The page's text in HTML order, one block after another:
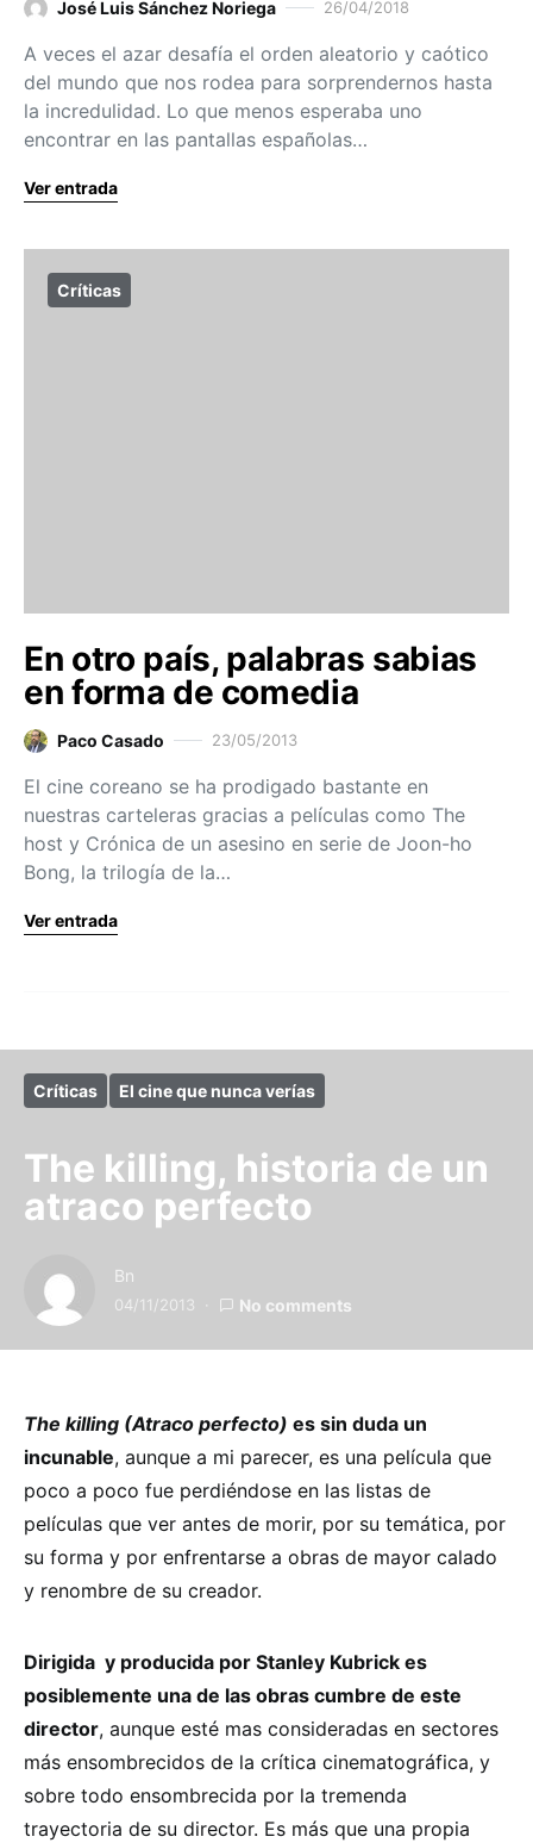
José Luis Sánchez Noriega 26/04/2018
A veces el azar desafía el orden aleatorio y caótico
del mundo que nos rodea para sorprendernos hasta
la incredulidad. Lo que menos esperaba uno
encontrar en las pantallas españolas…
Ver entrada
Críticas
En otro país, palabras sabias
en forma de comedia
Paco Casado 23/05/2013
El cine coreano se ha prodigado bastante en
nuestras carteleras gracias a películas como The
host y Crónica de un asesino en serie de Joon-ho
Bong, la trilogía de la…
Ver entrada
Críticas El cine que nunca verías
The killing, historia de un
atraco perfecto
Bn
04/11/2013 No comments
The killing (Atraco perfecto) es sin duda un
incunable, aunque a mi parecer, es una película que
poco a poco fue perdiéndose en las listas de
películas que ver antes de morir, por su temática, por
su forma y por enfrentarse a obras de mayor calado
y renombre de su creador.
Dirigida y producida por Stanley Kubrick es
posiblemente una de las obras cumbre de este
director, aunque esté mas consideradas en sectores
más ensombrecidos de la crítica cinematográfica, y
sobre todo ensombrecida por la tremenda
trayectoria de su director. Es más que una propia